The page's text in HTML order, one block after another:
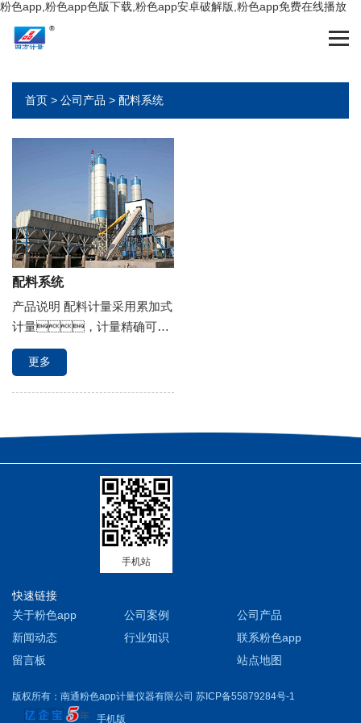
粉色app,粉色app色版下载,粉色app安卓破解版,粉色app免费在线播放
首页 > 公司产品 > 配料系统
配料系统
产品说明 配料计量采用累加式
计量，计量精确可
靠。骨料仓可适应2-4种不
同级配骨料计量的需
更多
手机站
快速链接
关于粉色app
公司案例
公司产品
新闻动态
行业知识
联系粉色app
留言板
站点地图
版权所有：南通粉色app计量仪器有限公司 苏ICP备55879284号-1
手机版